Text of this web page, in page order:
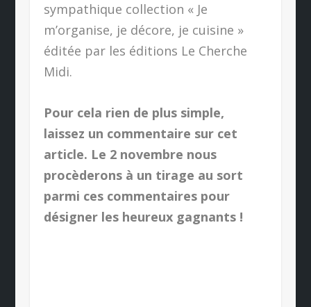
sympathique collection « Je
m’organise, je décore, je cuisine »
éditée par les éditions Le Cherche
Midi.
Pour cela rien de plus simple,
laissez un commentaire sur cet
article. Le 2 novembre nous
procèderons à un tirage au sort
parmi ces commentaires pour
désigner les heureux gagnants !